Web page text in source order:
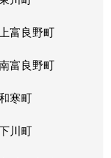
富良野町
富良野町
寒町
川町